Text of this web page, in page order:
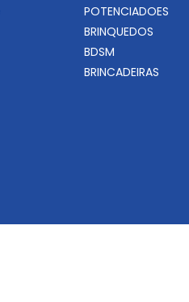
POTENCIADOES
BRINQUEDOS
BDSM
BRINCADEIRAS